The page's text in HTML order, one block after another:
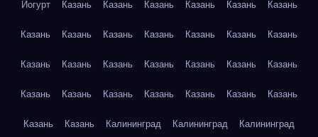
Йогурт Казань Казань Казань Казань Казань Казань
Казань Казань Казань Казань Казань Казань Казань
Казань Казань Казань Казань Казань Казань Казань
Казань Казань Казань Казань Казань Казань Казань
Казань Казань Калининград Калининград Калининград